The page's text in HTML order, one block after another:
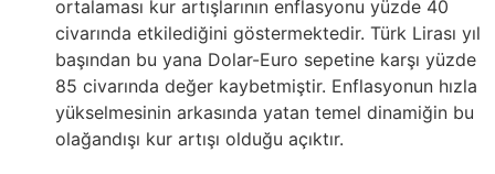
ortalaması kur artışlarının enflasyonu yüzde 40
civarında etkilediğini göstermektedir. Türk Lirası yıl
başından bu yana Dolar-Euro sepetine karşı yüzde
85 civarında değer kaybetmiştir. Enflasyonun hızla
yükselmesinin arkasında yatan temel dinamiğin bu
olağandışı kur artışı olduğu açıktır.